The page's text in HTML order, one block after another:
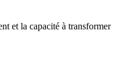
et la capacité à transformer